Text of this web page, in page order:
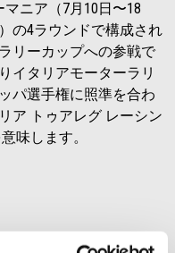
ニア（7月10日〜18
の4ラウンドで構成され
リーカップへの参戦で
イタリアモーターラリ
パ選手権に照準を合わ
ア トゥアレグ レーシン
味します。